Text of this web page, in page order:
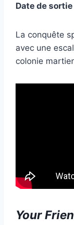
Date de
La conquête
avec une
colonie
Your